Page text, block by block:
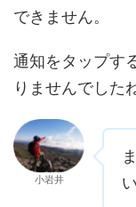
できません。
通知をタップす
りませんでした
小岩井